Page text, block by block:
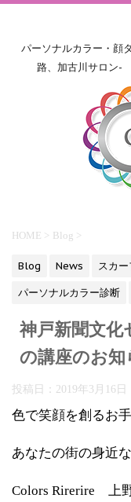
パーソナルカラー・
路、加古川サロ
HOME > Blog >
Blog News スカ
パーソナルカラー診断
神戸新聞文
の講座のお知
投稿日： 2019年3月16日
色で笑顔を創るお
あなたの街の身近
Colors Rirerire 上